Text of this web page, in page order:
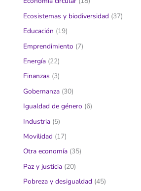
Ecosistemas y biodiversidad (37)
Educación (19)
Emprendimiento (7)
Energía (22)
Finanzas (3)
Gobernanza (30)
Igualdad de género (6)
Industria (5)
Movilidad (17)
Otra economía (35)
Paz y justicia (20)
Pobreza y desigualdad (45)